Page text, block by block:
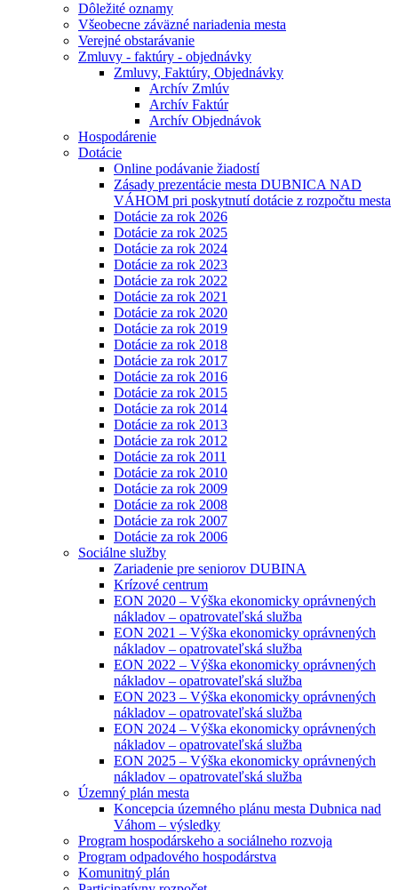
Dôležité oznamy
Všeobecne záväzné nariadenia mesta
Verejné obstarávanie
Zmluvy - faktúry - objednávky
Zmluvy, Faktúry, Objednávky
Archív Zmlúv
Archív Faktúr
Archív Objednávok
Hospodárenie
Dotácie
Online podávanie žiadostí
Zásady prezentácie mesta DUBNICA NAD
VÁHOM pri poskytnutí dotácie z rozpočtu mesta
Dotácie za rok 2026
Dotácie za rok 2025
Dotácie za rok 2024
Dotácie za rok 2023
Dotácie za rok 2022
Dotácie za rok 2021
Dotácie za rok 2020
Dotácie za rok 2019
Dotácie za rok 2018
Dotácie za rok 2017
Dotácie za rok 2016
Dotácie za rok 2015
Dotácie za rok 2014
Dotácie za rok 2013
Dotácie za rok 2012
Dotácie za rok 2011
Dotácie za rok 2010
Dotácie za rok 2009
Dotácie za rok 2008
Dotácie za rok 2007
Dotácie za rok 2006
Sociálne služby
Zariadenie pre seniorov DUBINA
Krízové centrum
EON 2020 – Výška ekonomicky oprávnených
nákladov – opatrovateľská služba
EON 2021 – Výška ekonomicky oprávnených
nákladov – opatrovateľská služba
EON 2022 – Výška ekonomicky oprávnených
nákladov – opatrovateľská služba
EON 2023 – Výška ekonomicky oprávnených
nákladov – opatrovateľská služba
EON 2024 – Výška ekonomicky oprávnených
nákladov – opatrovateľská služba
EON 2025 – Výška ekonomicky oprávnených
nákladov – opatrovateľská služba
Územný plán mesta
Koncepcia územného plánu mesta Dubnica nad
Váhom – výsledky
Program hospodárskeho a sociálneho rozvoja
Program odpadového hospodárstva
Komunitný plán